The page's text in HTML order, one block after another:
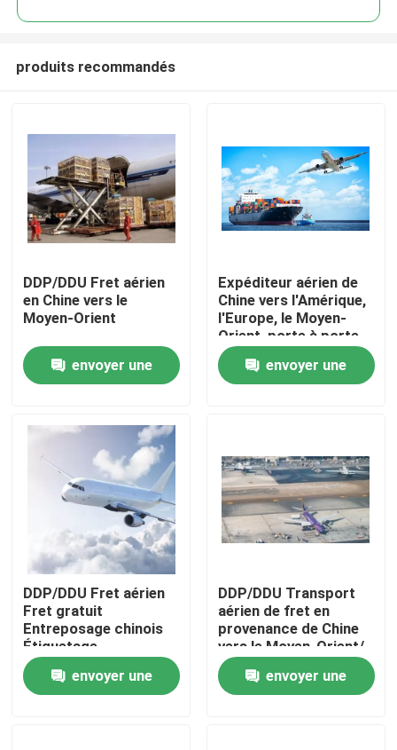
À la maison
Produits
Vidéos
Visite de l'usine
Contrôle de la qualité
Nous contacter
Demandez un devis
services internationaux d'expédition de fret
produits recommandés
DDP/DDU Fret aérien
en Chine vers le
Moyen-Orient
envoyer une
Expéditeur aérien de
Chine vers l'Amérique,
l'Europe, le Moyen-
Orient, porte à porte
envoyer une
DDP/DDU Fret aérien
Fret gratuit
Entreposage chinois
Étiquetage
Réemballage
envoyer une
DDP/DDU Transport
aérien de fret en
provenance de Chine
vers le Moyen-Orient/
Émirats arabes
unis/SA/Dubai
envoyer une